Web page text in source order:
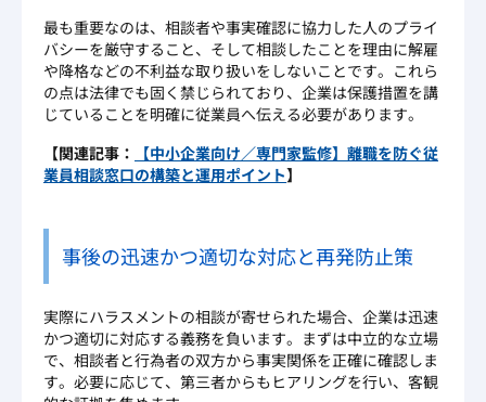
最も重要なのは、相談者や事実確認に協力した人のプライ
バシーを厳守すること、そして相談したことを理由に解雇
や降格などの不利益な取り扱いをしないことです。これら
の点は法律でも固く禁じられており、企業は保護措置を講
じていることを明確に従業員へ伝える必要があります。
【関連記事：
【中小企業向け／専門家監修】離職を防ぐ従
業員相談窓口の構築と運用ポイント】
事後の迅速かつ適切な対応と再発防止策
実際にハラスメントの相談が寄せられた場合、企業は迅速
かつ適切に対応する義務を負います。まずは中立的な立場
で、相談者と行為者の双方から事実関係を正確に確認しま
す。必要に応じて、第三者からもヒアリングを行い、客観